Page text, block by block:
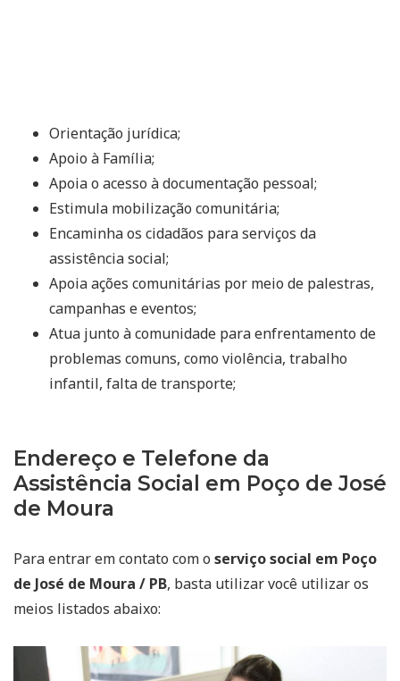
Orientação jurídica;
Apoio à Família;
Apoia o acesso à documentação pessoal;
Estimula mobilização comunitária;
Encaminha os cidadãos para serviços da
assistência social;
Apoia ações comunitárias por meio de palestras,
campanhas e eventos;
Atua junto à comunidade para enfrentamento de
problemas comuns, como violência, trabalho
infantil, falta de transporte;
Endereço e Telefone da
Assistência Social em Poço de José
de Moura
Para entrar em contato com o serviço social em Poço
de José de Moura / PB, basta utilizar você utilizar os
meios listados abaixo: